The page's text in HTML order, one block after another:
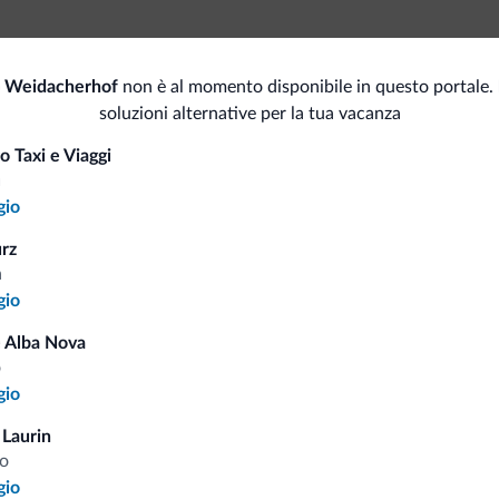
Sauna
Animali
Weidacherhof non è al momento disponibile in questo portale.
soluzioni alternative per la tua vacanza
Taxi e Viaggi
Alba Nova